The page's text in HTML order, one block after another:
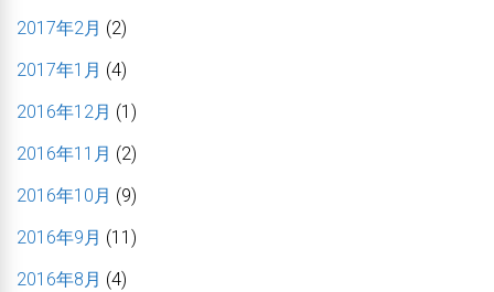
2017年2月 (2)
2017年1月 (4)
2016年12月 (1)
2016年11月 (2)
2016年10月 (9)
2016年9月 (11)
2016年8月 (4)